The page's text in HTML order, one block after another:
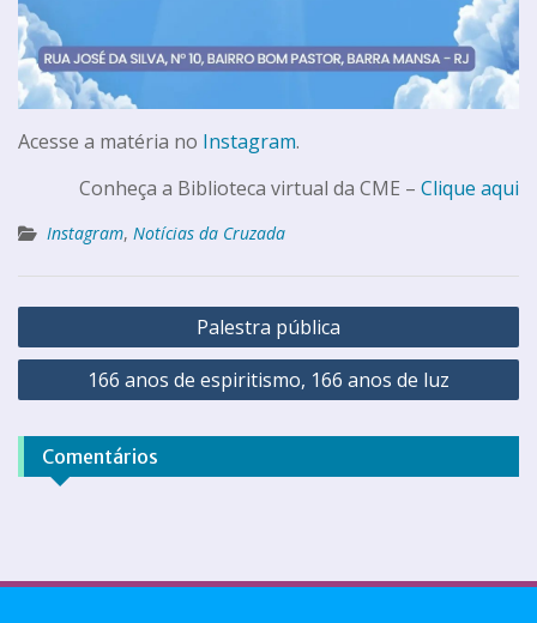
Acesse a matéria no Instagram.
Conheça a Biblioteca virtual da CME – Clique aqui
Instagram, Notícias da Cruzada
Palestra pública
166 anos de espiritismo, 166 anos de luz
Comentários